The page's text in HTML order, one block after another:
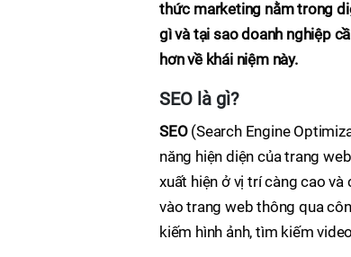
thức marketing nằm trong
gì và tại sao doanh nghiệp
hơn về khái niệm này.
SEO là gì?
SEO(Search Engine
năng hiện diện của trang
xuất hiện ở vị trí càng cao
vào trang web thông qua
kiếm hình ảnh, tìm kiếm